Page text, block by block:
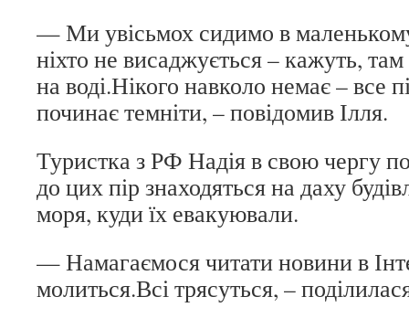
— Ми увісьмох сидимо в
ніхто не висаджується – кажуть,
на воді.Нікого навколо немає – все
починає темніти, – повідомив Ілля.
Туристка з РФ Надія в свою чергу
до цих пір знаходяться на даху
моря, куди їх евакуювали.
— Намагаємося читати новини в
молиться.Всі трясуться, –